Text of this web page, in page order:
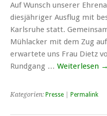
Auf Wunsch unserer
diesjähriger Ausflug mit
Karlsruhe statt.
Mühlacker mit dem Zug
erwartete uns Frau Dietz
Rundgang … Weiterlesen →
Kategorien: Presse Permalink